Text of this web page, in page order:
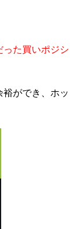
った買いポジシ
ができ、ホッ